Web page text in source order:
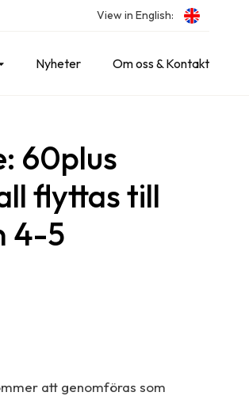
View in English:
Nyheter Om oss & Kontakt
60plus
flyttas till
4-5
att genomföras som